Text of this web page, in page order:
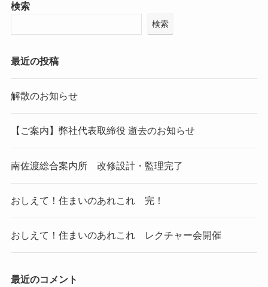
検索
検索
最近の投稿
解散のお知らせ
【ご案内】弊社代表取締役 逝去のお知らせ
南佐渡総合案内所 改修設計・監理完了
おしえて！住まいのあれこれ 完！
おしえて！住まいのあれこれ レクチャー会開催
最近のコメント